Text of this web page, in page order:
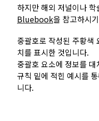
하지만 해외 저널이나
Bluebook을 참고하시
중괄호로 작성된 주황색
치를 표시한 것입니다.
중괄호 요소에 정보를
규칙 밑에 적힌 예시를
니다.